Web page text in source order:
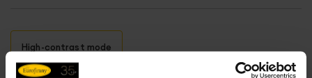
High-contrast mode